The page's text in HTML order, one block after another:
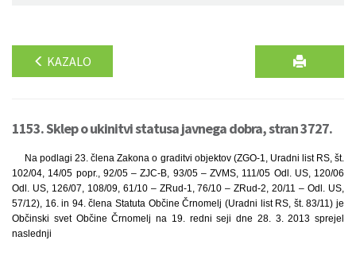
KAZALO
1153. Sklep o ukinitvi statusa javnega dobra, stran 3727.
Na podlagi 23. člena Zakona o graditvi objektov (ZGO-1, Uradni list RS, št.
102/04, 14/05 popr., 92/05 – ZJC-B, 93/05 – ZVMS, 111/05 Odl. US, 120/06
Odl. US, 126/07, 108/09, 61/10 – ZRud-1, 76/10 – ZRud-2, 20/11 – Odl. US,
57/12), 16. in 94. člena Statuta Občine Črnomelj (Uradni list RS, št. 83/11) je
Občinski svet Občine Črnomelj na 19. redni seji dne 28. 3. 2013 sprejel
naslednji